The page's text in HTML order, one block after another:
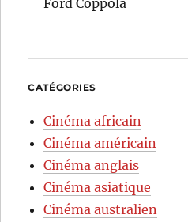
CATÉGORIES
Cinéma africain
Cinéma américain
Cinéma anglais
Cinéma asiatique
Cinéma australien